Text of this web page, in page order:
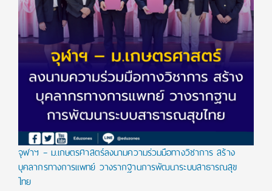
จุฬาฯ – ม.เกษตรศาสตร์ลงนามความร่วมมือทางวิชาการ สร้าง
บุคลากรทางการแพทย์ วางรากฐานการพัฒนาระบบสาธารณสุข
ไทย